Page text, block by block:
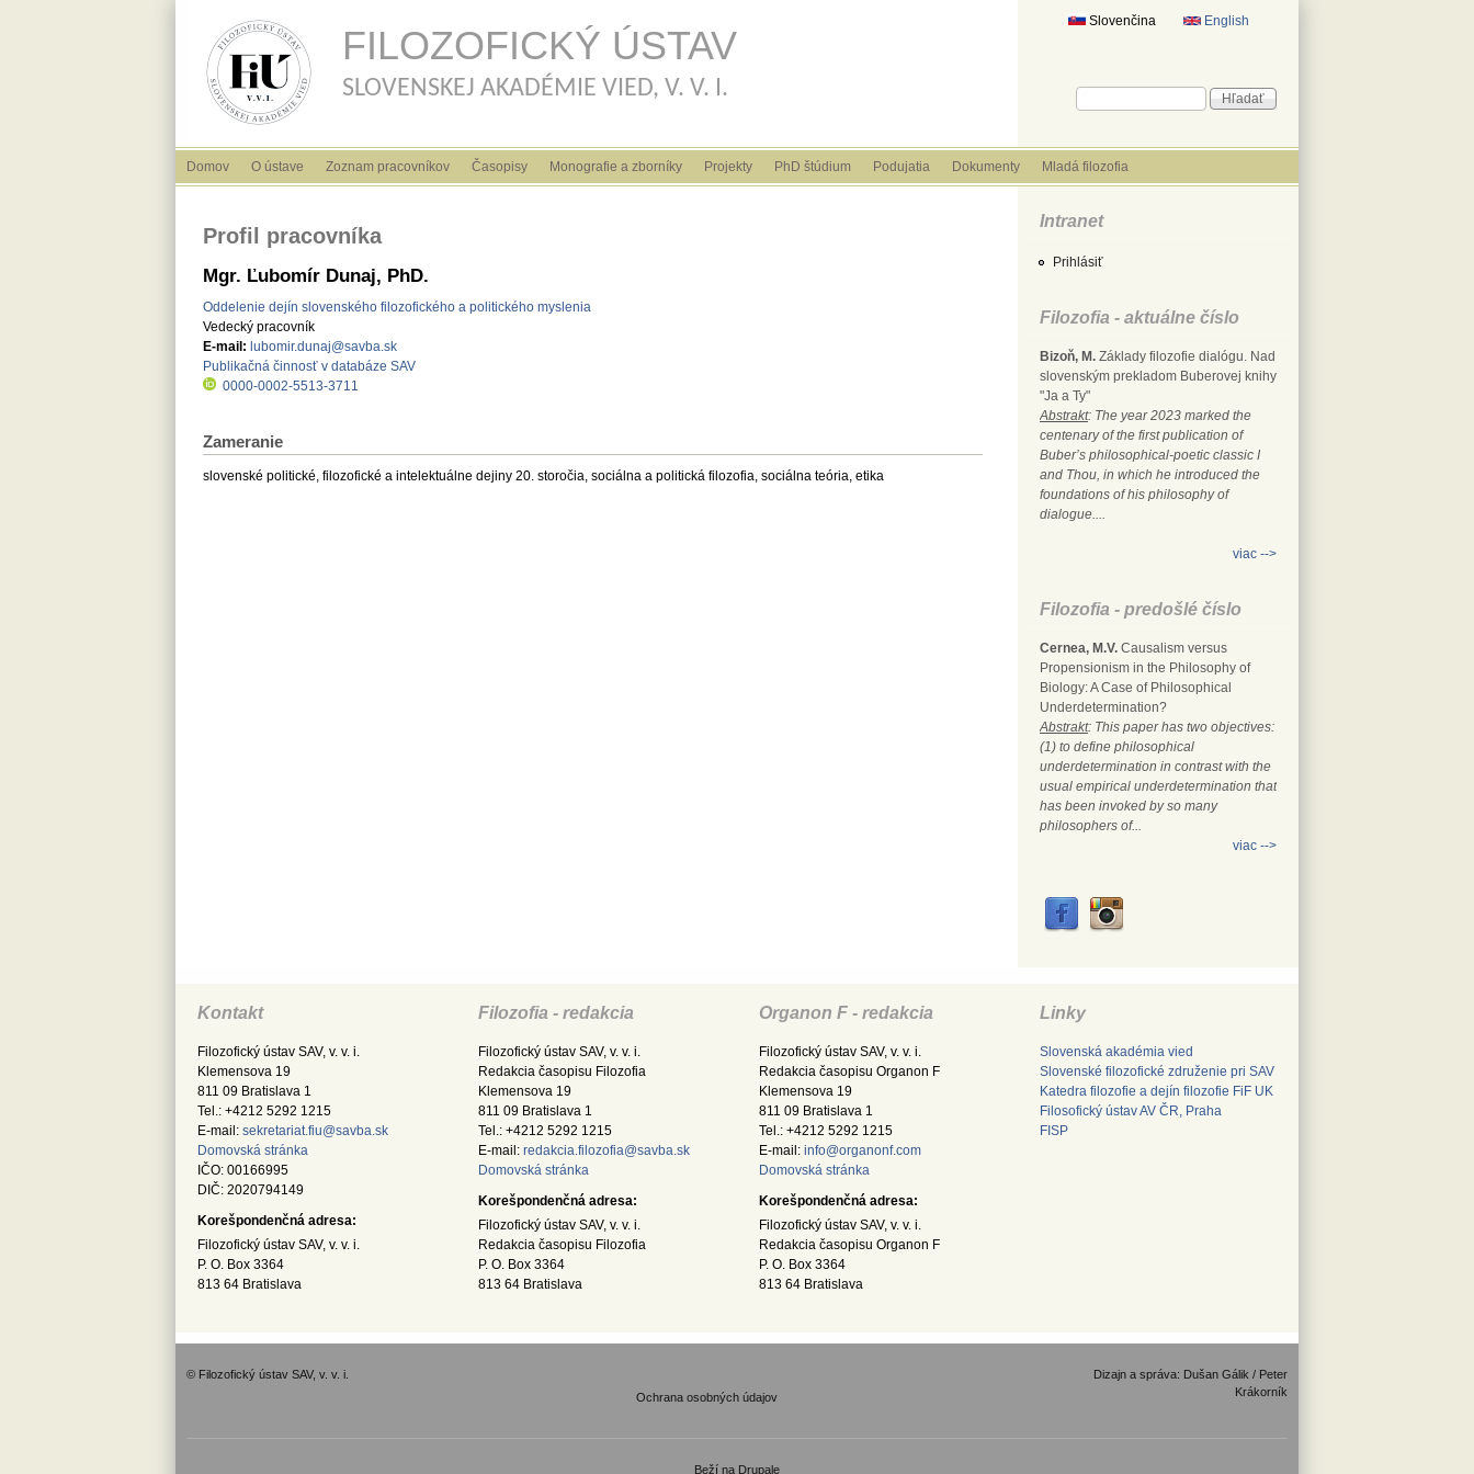
English
Slovenčina
Vyhľadávanie
Hľadať
FILOZOFICKÝ ÚSTAV
SLOVENSKEJ AKADÉMIE VIED, V. V. I.
Hlavné menu
Domov O ústave Zoznam pracovníkov Časopisy Monografie a zborníky Projekty PhD štúdium Podujatia Dokumenty Mladá filozofia
Profil pracovníka
Mgr. Ľubomír Dunaj, PhD.
Oddelenie dejín slovenského filozofického a politického myslenia
Vedecký pracovník
E-mail: lubomir.dunaj@savba.sk
Publikačná činnosť v databáze SAV
0000-0002-5513-3711
Zameranie
slovenské politické, filozofické a intelektuálne dejiny 20. storočia, sociálna a politická filozofia, sociálna teória, etika
Intranet
Prihlásiť
Filozofia - aktuálne číslo
Bizoň, M. Základy filozofie dialógu. Nad
slovenským prekladom Buberovej knihy
"Ja a Ty"
Abstrakt: The year 2023 marked the
centenary of the first publication of
Buber’s philosophical-poetic classic I
and Thou, in which he introduced the
foundations of his philosophy of
dialogue....
viac -->
Filozofia - predošlé číslo
Cernea, M.V. Causalism versus
Propensionism in the Philosophy of
Biology: A Case of Philosophical
Underdetermination?
Abstrakt: This paper has two objectives:
(1) to define philosophical
underdetermination in contrast with the
usual empirical underdetermination that
has been invoked by so many
philosophers of...
viac -->
Kontakt
Filozofický ústav SAV, v. v. i.
Klemensova 19
811 09 Bratislava 1
Tel.: +4212 5292 1215
E-mail: sekretariat.fiu@savba.sk
Domovská stránka
IČO: 00166995
DIČ: 2020794149
Korešpondenčná adresa:
Filozofický ústav SAV, v. v. i.
P. O. Box 3364
813 64 Bratislava
Filozofia - redakcia
Filozofický ústav SAV, v. v. i.
Redakcia časopisu Filozofia
Klemensova 19
811 09 Bratislava 1
Tel.: +4212 5292 1215
E-mail: redakcia.filozofia@savba.sk
Domovská stránka
Korešpondenčná adresa:
Filozofický ústav SAV, v. v. i.
Redakcia časopisu Filozofia
P. O. Box 3364
813 64 Bratislava
Organon F - redakcia
Filozofický ústav SAV, v. v. i.
Redakcia časopisu Organon F
Klemensova 19
811 09 Bratislava 1
Tel.: +4212 5292 1215
E-mail: info@organonf.com
Domovská stránka
Korešpondenčná adresa:
Filozofický ústav SAV, v. v. i.
Redakcia časopisu Organon F
P. O. Box 3364
813 64 Bratislava
Linky
Slovenská akadémia vied
Slovenské filozofické združenie pri SAV
Katedra filozofie a dejín filozofie FiF UK
Filosofický ústav AV ČR, Praha
FISP
© Filozofický ústav SAV, v. v. i.
Ochrana osobných údajov
Dizajn a správa: Dušan Gálik / Peter
Krákorník
Beží na Drupale